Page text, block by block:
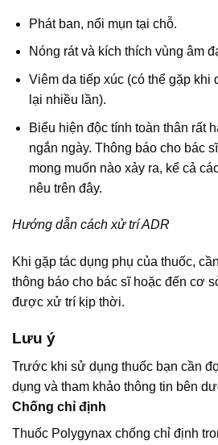
Phát ban, nổi mụn tại chỗ.
Nóng rát và kích thích vùng âm
Viêm da tiếp xúc (có thể gặp khi
lại nhiều lần).
Biểu hiện độc tính toàn thân rất
ngắn ngày. Thông báo cho bác
mong muốn nào xảy ra, kể cả
nêu trên đây.
Hướng dẫn cách xử trí ADR
Khi gặp tác dụng phụ của thuốc,
thông báo cho bác sĩ hoặc đến cơ
được xử trí kịp thời.
Lưu ý
Trước khi sử dụng thuốc bạn cần
dụng và tham khảo thông tin bên
Chống chỉ định
Thuốc Polygynax chống chỉ định